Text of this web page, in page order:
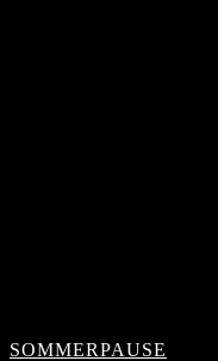
SOMMERPAUSE